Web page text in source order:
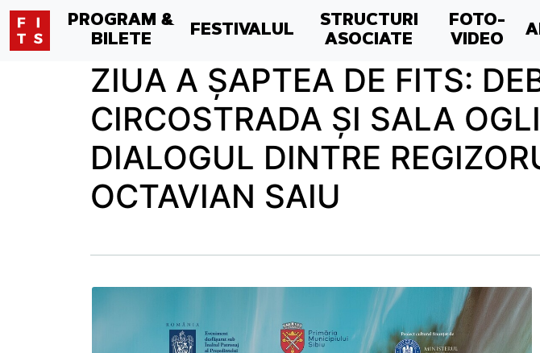
PROGRAM &
BILETE
FESTIVALUL
STRUCTURI
ASOCIATE
FOTO-
VIDEO
ZIUA A ȘAPTEA DE FITS:
CIRCOSTRADA ŞI SALA
DIALOGUL DINTRE
OCTAVIAN SAIU